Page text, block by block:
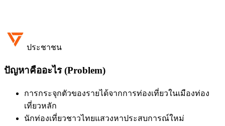
ประชาชน
ปัญหาคืออะไร (Problem)
การกระจุกตัวของรายได้จากการท่องเที่ยวในเมืองท่อง
เที่ยวหลัก
นักท่องเที่ยวชาวไทยแสวงหาประสบการณ์ใหม่